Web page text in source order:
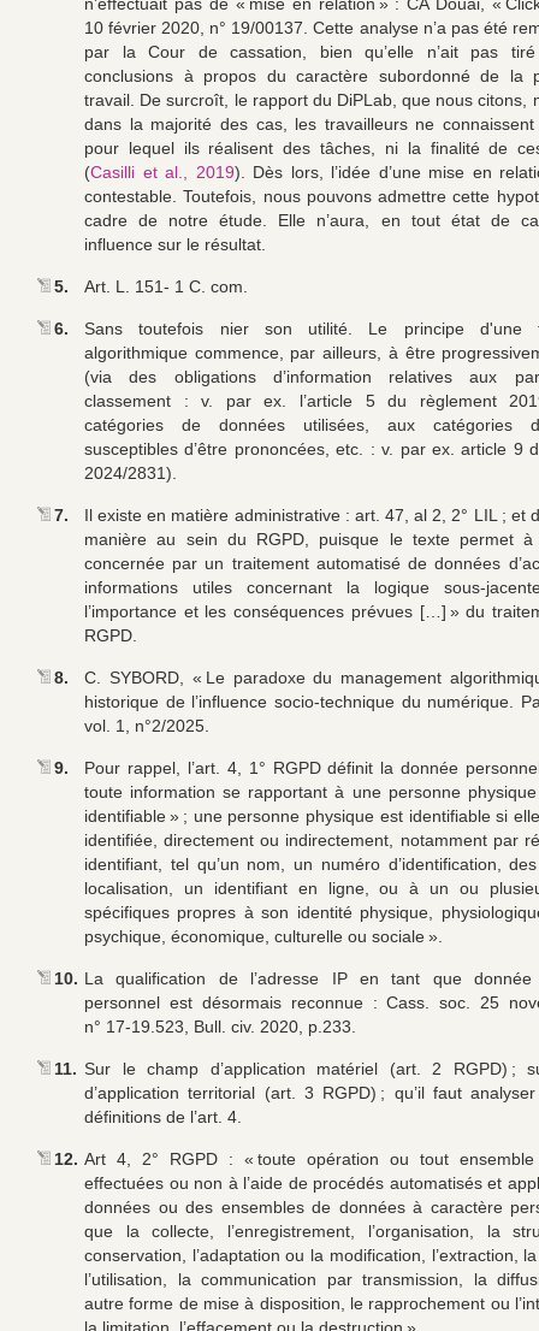
10 février 2020, n° 19/00137. Cette analyse n’a pas été
par la Cour de cassation, bien qu’elle n’ait pas
conclusions à propos du caractère subordonné de la
travail. De surcroît, le rapport du DiPLab, que nous citons,
dans la majorité des cas, les travailleurs ne
pour lequel ils réalisent des tâches, ni la finalité de
(Casilli et al., 2019). Dès lors, l’idée d’une mise en
contestable. Toutefois, nous pouvons admettre cette
cadre de notre étude. Elle n’aura, en tout état de
influence sur le résultat.
5. Art. L. 151- 1 C. com.
6.
Sans toutefois nier son utilité. Le principe d'une
algorithmique commence, par ailleurs, à être
(via des obligations d’information relatives aux
classement : v. par ex. l’article 5 du règlement
catégories de données utilisées, aux catégories
susceptibles d’être prononcées, etc. : v. par ex. article 9
2024/2831).
7.
Il existe en matière administrative : art. 47, al 2, 2° LIL ; et
manière au sein du RGPD, puisque le texte permet à
concernée par un traitement automatisé de données
informations utiles concernant la logique sous-
l’importance et les conséquences prévues […] » du
RGPD.
8.
C. SYBORD, « Le paradoxe du management
historique de l’influence socio-technique du numérique.
vol. 1, n°2/2025.
9.
Pour rappel, l’art. 4, 1° RGPD définit la donnée
toute information se rapportant à une personne
identifiable » ; une personne physique est identifiable si
identifiée, directement ou indirectement, notamment par
identifiant, tel qu’un nom, un numéro d’identification,
localisation, un identifiant en ligne, ou à un ou
spécifiques propres à son identité physique,
psychique, économique, culturelle ou sociale ».
10. La qualification de l’adresse IP en tant que
personnel est désormais reconnue : Cass. soc. 25
n° 17-19.523, Bull. civ. 2020, p.233.
11. Sur le champ d’application matériel (art. 2 RGPD) ;
d’application territorial (art. 3 RGPD) ; qu’il faut
définitions de l’art. 4.
12. Art 4, 2° RGPD : « toute opération ou tout ensemble
effectuées ou non à l’aide de procédés automatisés et
données ou des ensembles de données à caractère
que la collecte, l’enregistrement, l’organisation, la
conservation, l’adaptation ou la modification, l’extraction,
l’utilisation, la communication par transmission, la
autre forme de mise à disposition, le rapprochement ou